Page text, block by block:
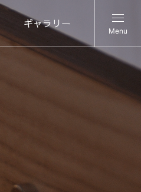
ギャラリー
Menu